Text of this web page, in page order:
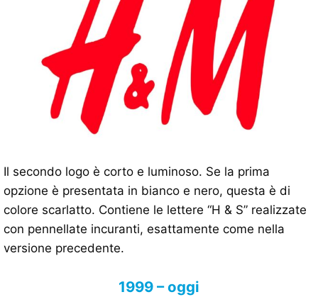
Il secondo logo è corto e luminoso. Se la prima
opzione è presentata in bianco e nero, questa è di
colore scarlatto. Contiene le lettere “H & S” realizzate
con pennellate incuranti, esattamente come nella
versione precedente.
1999 – oggi